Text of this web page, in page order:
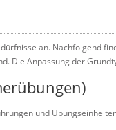
an. Nachfolgend
Die Anpassung der
und